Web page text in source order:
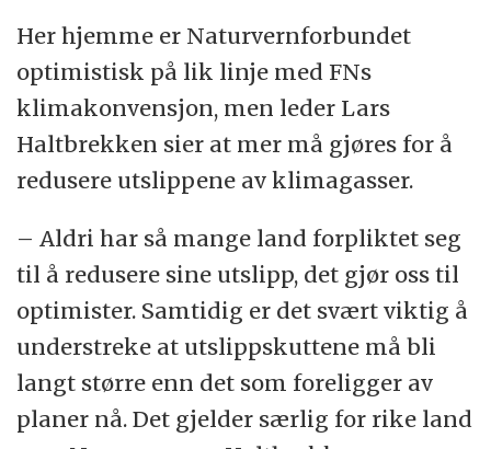
Her hjemme er Naturvernforbundet
optimistisk på lik linje med FNs
klimakonvensjon, men leder Lars
Haltbrekken sier at mer må gjøres for å
redusere utslippene av klimagasser.
– Aldri har så mange land forpliktet seg
til å redusere sine utslipp, det gjør oss til
optimister. Samtidig er det svært viktig å
understreke at utslippskuttene må bli
langt større enn det som foreligger av
planer nå. Det gjelder særlig for rike land